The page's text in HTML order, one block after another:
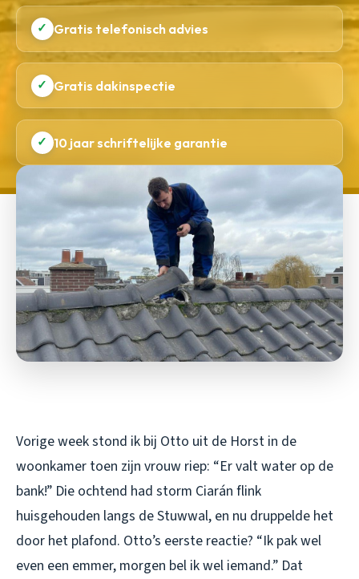
✓ Gratis telefonisch advies
✓ Gratis dakinspectie
✓ 10 jaar schriftelijke garantie
Vorige week stond ik bij Otto uit de Horst in de
woonkamer toen zijn vrouw riep: “Er valt water op de
bank!” Die ochtend had storm Ciarán flink
huisgehouden langs de Stuwwal, en nu druppelde het
door het plafond. Otto’s eerste reactie? “Ik pak wel
even een emmer, morgen bel ik wel iemand.” Dat